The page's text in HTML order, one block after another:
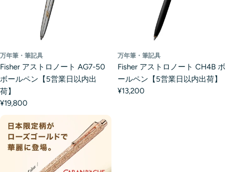
万年筆・筆記具
Fisher アストロノート AG7-50
ボールペン【5営業日以内出
荷】
¥19,800
万年筆・筆記具
Fisher アストロノート CH4B ボ
ールペン【5営業日以内出荷】
¥13,200